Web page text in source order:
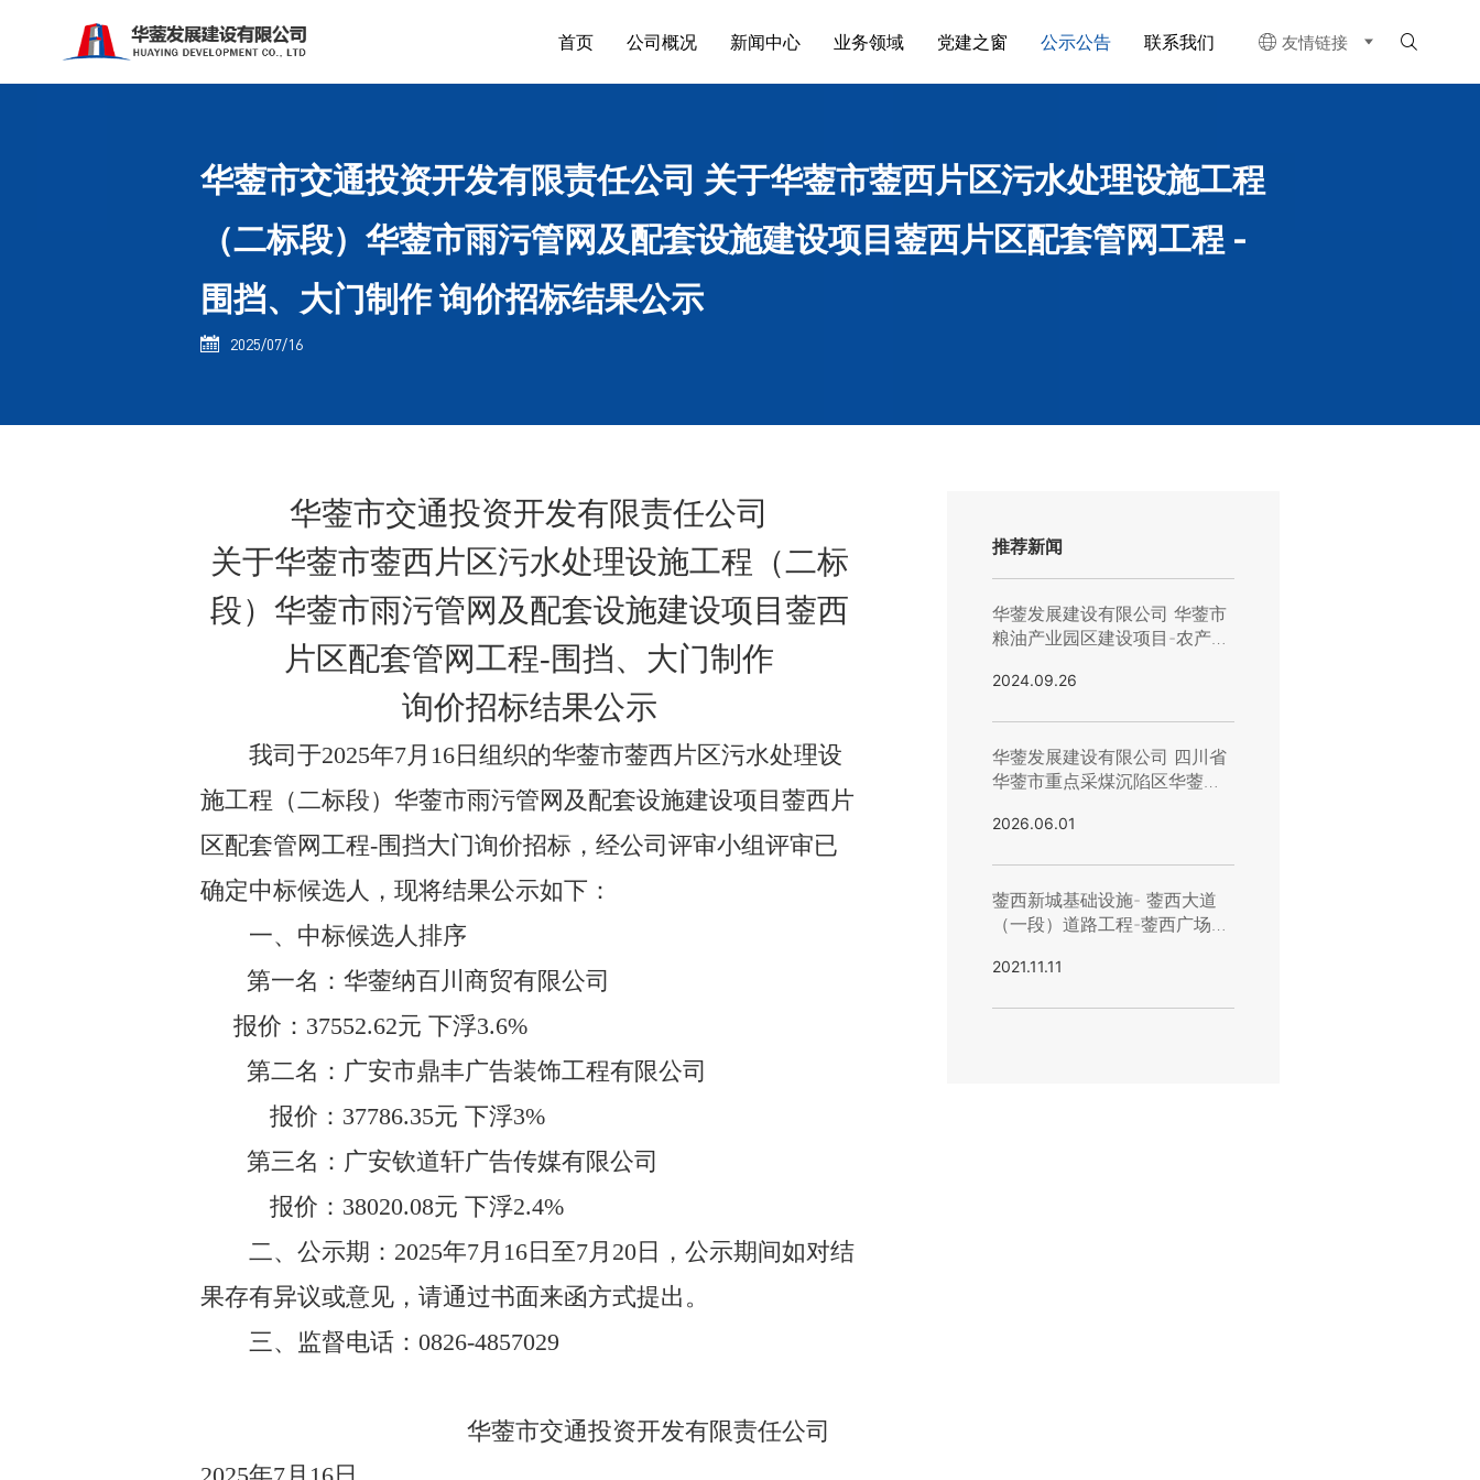
首页 公司概况 新闻中心 业务领域 党建之窗 公示公告 联系我们  友情链接 
华蓥市交通投资开发有限责任公司 关于华蓥市蓥西片区污水处理设施工程
（二标段）华蓥市雨污管网及配套设施建设项目蓥西片区配套管网工程 -
围挡、大门制作 询价招标结果公示
 2025/07/16
华蓥市交通投资开发有限责任公司
关于华蓥市蓥西片区污水处理设施工程（二标
段）华蓥市雨污管网及配套设施建设项目蓥西
片区配套管网工程-围挡、大门制作
询价招标结果公示
我司于2025年7月 16日组织的华蓥市蓥西片区污水处理设
施工程（二标段）华蓥市雨污管网及配套设施建设项目蓥西片
区配套管网工程-围挡大门询价招标 ，经公司评审小组评审已
确定中标候选人，现将结果公示如下：
一、中标候选人排序
第一名 ：华蓥纳百川商贸有限公司
报价： 37552.62元 下浮3.6%
第二名： 广安市鼎丰广告装饰工程有限公司
报价： 37786.35元 下浮3%
第三名： 广安钦道轩广告传媒有限公司
报价： 38020.08元 下浮2.4%
二、公示期： 2025年7月 16日至7月 20日 ，公示期间如对结
果存有异议或意见，请通过书面来函方式提出。
三、监督电话 ：0826-4857029
华蓥市交通投资开发有限责任公司
推荐新闻
华蓥发展建设有限公司 华蓥市
粮油产业园区建设项目-农产品
石流标公示
2024.09.26
华蓥发展建设有限公司 四川省
华蓥市重点采煤沉陷区华蓥市
（蓥西、栋梁、城南）片区居
流标公示
2026.06.01
蓥西新城基础设施- 蓥西大道
（一段）道路工程-蓥西广场施
2021.11.11